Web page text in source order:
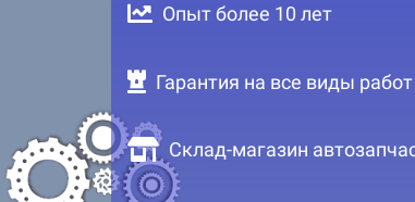
Опыт более 10 лет
Гарантия на все виды работ
Склад-магазин